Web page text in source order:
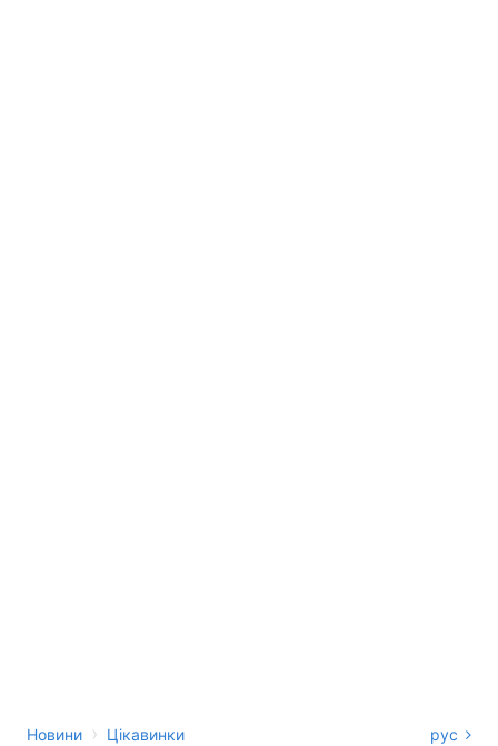
Новини › Цікавинки рус